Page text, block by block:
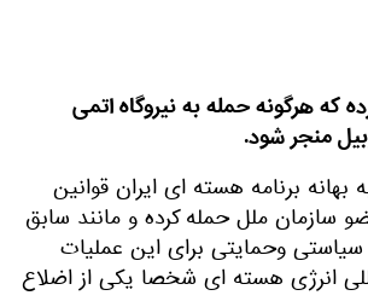
که هرگونه حمله به نیروگاه اتمی
منجر شود.
برنامه هسته ای ایران قوانین
سازمان ملل حمله کرده و مانند سابق
وحمایتی برای این عملیات
انرژی هسته ای شخصا یکی از اضلاع